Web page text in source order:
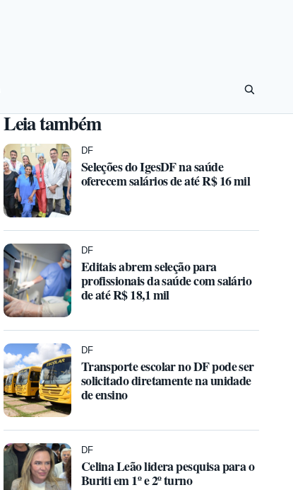
Leia também
DF
Seleções do IgesDF na saúde
oferecem salários de até R$ 16 mil
DF
Editais abrem seleção para
profissionais da saúde com salário
de até R$ 18,1 mil
DF
Transporte escolar no DF pode ser
solicitado diretamente na unidade
de ensino
DF
Celina Leão lidera pesquisa para o
Buriti em 1º e 2º turno